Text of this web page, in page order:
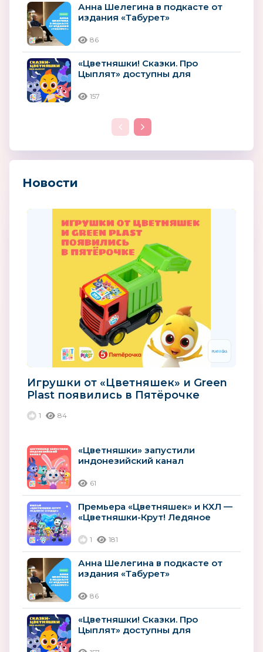
Анна Шелегина в подкасте от
издания «Табурет»
86
«Цветняшки! Сказки. Про
Цыплят» доступны для
157
Новости
Игрушки от «Цветняшек» и Green
Plast появились в Пятёрочке
1 84
«Цветняшки» запустили
индонезийский канал
61
Премьера «Цветняшек» и КХЛ —
«Цветняшки-Крут! Ледяное
1 181
Анна Шелегина в подкасте от
издания «Табурет»
86
«Цветняшки! Сказки. Про
Цыплят» доступны для